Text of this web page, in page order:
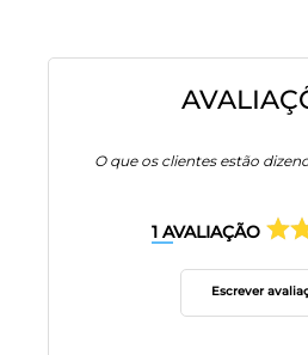
O que os clientes estão
1 AVALIAÇÃO
Escrever